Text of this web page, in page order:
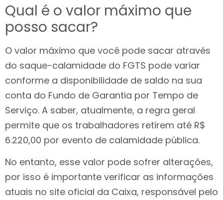
Qual é o valor máximo que
posso sacar?
O valor máximo que você pode sacar através
do saque-calamidade do FGTS pode variar
conforme a disponibilidade de saldo na sua
conta do Fundo de Garantia por Tempo de
Serviço. A saber, atualmente, a regra geral
permite que os trabalhadores retirem até R$
6.220,00 por evento de calamidade pública.
No entanto, esse valor pode sofrer alterações,
por isso é importante verificar as informações
atuais no site oficial da Caixa, responsável pelo